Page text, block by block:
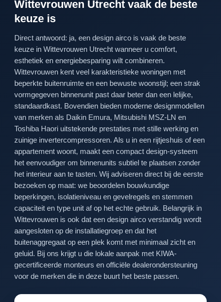
Wittevrouwen Utrecht vaak de beste
keuze is
Direct antwoord: ja, een design airco is vaak de beste
keuze in Wittevrouwen Utrecht wanneer u comfort,
esthetiek en energiebesparing wilt combineren.
Wittevrouwen kent veel karakteristieke woningen met
beperkte buitenruimte en een bewuste woonstijl; een strak
vormgegeven binnenunit past daar beter dan een lelijke,
standaardkast. Bovendien bieden moderne designmodellen
van merken als Daikin Emura, Mitsubishi MSZ-LN en
Toshiba Haori uitstekende prestaties met stille werking en
zuinige invertercompressoren. Als u in een rijtjeshuis of een
appartement woont, maakt een compact design-systeem
het eenvoudiger om binnenunits subtiel te plaatsen zonder
het interieur aan te tasten. Wij adviseren direct bij de eerste
bezoeken op maat: we beoordelen bouwkundige
beperkingen, isolatieniveau en gevelregels en stemmen
capaciteit en type unit af op het echte gebruik. Belangrijk in
Wittevrouwen is ook dat een design airco verstandig wordt
aangesloten op de installatiegroep en dat het
buitenaggregaat op een plek komt met minimaal zicht en
geluid. Bij ons krijgt u die lokale aanpak met KIWA-
gecertificeerde monteurs en officiële dealerondersteuning
voor de merken die in deze buurt het beste passen.